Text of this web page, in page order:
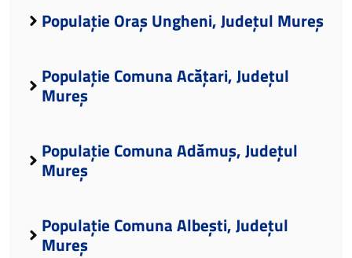
Populație Oraș Ungheni, Județul Mureș
Populație Comuna Acățari, Județul
Mureș
Populație Comuna Adămuș, Județul
Mureș
Populație Comuna Albești, Județul
Mureș